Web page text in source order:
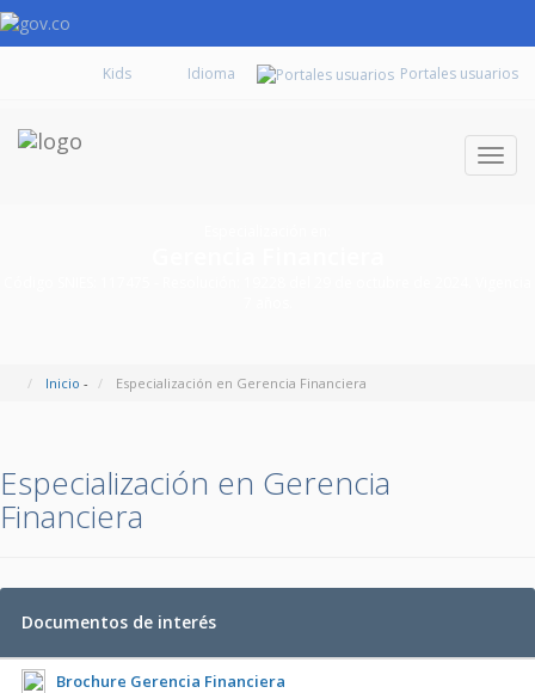
Kids Portales usuarios
Inicio - Especialización en Gerencia Financiera
Especialización en Gerencia
Financiera
Documentos de interés
Brochure Gerencia Financiera